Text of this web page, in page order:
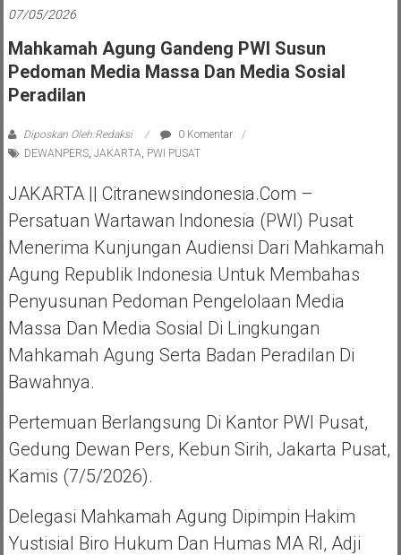
07/05/2026
Mahkamah Agung Gandeng PWI Susun
Pedoman Media Massa Dan Media Sosial
Peradilan
Diposkan Oleh:Redaksi
0 Komentar
DEWANPERS, JAKARTA, PWI PUSAT
JAKARTA || Citranewsindonesia.com –
Persatuan Wartawan Indonesia (PWI) Pusat
Menerima Kunjungan Audiensi Dari Mahkamah
Agung Republik Indonesia Untuk Membahas
Penyusunan Pedoman Pengelolaan Media
Massa Dan Media Sosial Di Lingkungan
Mahkamah Agung Serta Badan Peradilan Di
Bawahnya.
Pertemuan Berlangsung Di Kantor PWI Pusat,
Gedung Dewan Pers, Kebun Sirih, Jakarta Pusat,
Kamis (7/5/2026).
Delegasi Mahkamah Agung Dipimpin Hakim
Yustisial Biro Hukum Dan Humas MA RI, Adji